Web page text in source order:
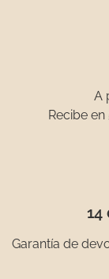
A
Recibe
Garantía de